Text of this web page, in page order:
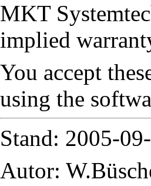
MKT
implied
You accept
using the
Stand: 2005-
Autor: